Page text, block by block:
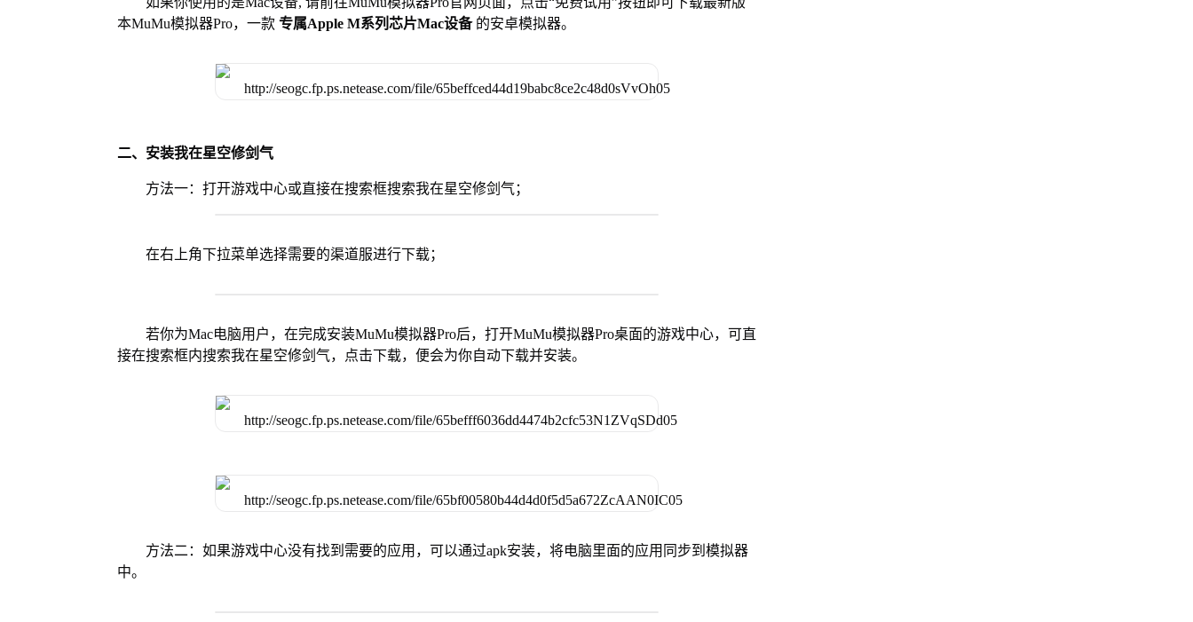
本MuMu模拟器Pro，一款 专属Apple M系列芯片Mac设备 的安卓模拟器。
二、安装我在星空修剑气
方法一：打开游戏中心或直接在搜索框搜索我在星空修剑气；
在右上角下拉菜单选择需要的渠道服进行下载；
若你为Mac电脑用户，在完成安装MuMu模拟器Pro后，打开MuMu模拟器Pro桌面的游戏中心，可直
接在搜索框内搜索我在星空修剑气，点击下载，便会为你自动下载并安装。
方法二：如果游戏中心没有找到需要的应用，可以通过apk安装，将电脑里面的应用同步到模拟器
中。